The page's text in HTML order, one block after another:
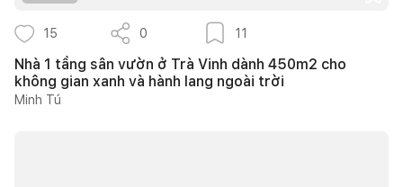
15 0 11
Nhà 1 tầng sân vườn ở Trà Vinh dành 450m2 cho
không gian xanh và hành lang ngoài trời
Minh Tú